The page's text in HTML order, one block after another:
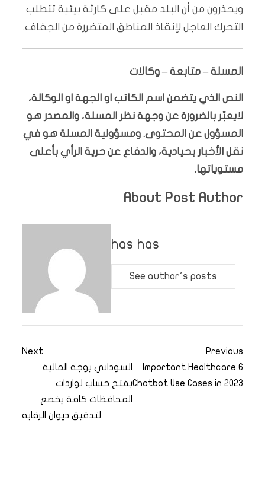
ويحذرون من أن البلد مقبل على كارثة بيئية تتطلب
التحرك العاجل لإنقاذ المناطق المتضررة من الجفاف.
المسلة – متابعة – وكالات
النص الذي يتضمن اسم الكاتب او الجهة او الوكالة،
لايعبّر بالضرورة عن وجهة نظر المسلة، والمصدر هو
المسؤول عن المحتوى. ومسؤولية المسلة هو في
نقل الأخبار بحيادية، والدفاع عن حرية الرأي بأعلى
مستوياتها.
About Post Author
has has
See author's posts
Previous
6 Important Healthcare
Chatbot Use Cases in 2023
Next
السوداني يوجه المالية
بفتح حساب لواردات
المحافظات كافة يخضع
لتدقيق ديوان الرقابة